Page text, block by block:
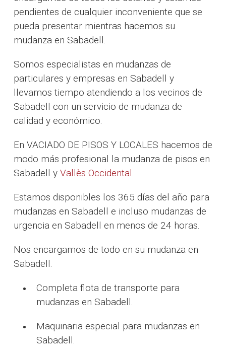
pendientes de cualquier inconveniente que se
pueda presentar mientras hacemos su
mudanza en Sabadell.
Somos especialistas en mudanzas de
particulares y empresas en Sabadell y
llevamos tiempo atendiendo a los vecinos de
Sabadell con un servicio de mudanza de
calidad y económico.
En VACIADO DE PISOS Y LOCALES hacemos de
modo más profesional la mudanza de pisos en
Sabadell y Vallès Occidental.
Estamos disponibles los 365 días del año para
mudanzas en Sabadell e incluso mudanzas de
urgencia en Sabadell en menos de 24 horas.
Nos encargamos de todo en su mudanza en
Sabadell.
Completa flota de transporte para
mudanzas en Sabadell.
Maquinaria especial para mudanzas en
Sabadell.